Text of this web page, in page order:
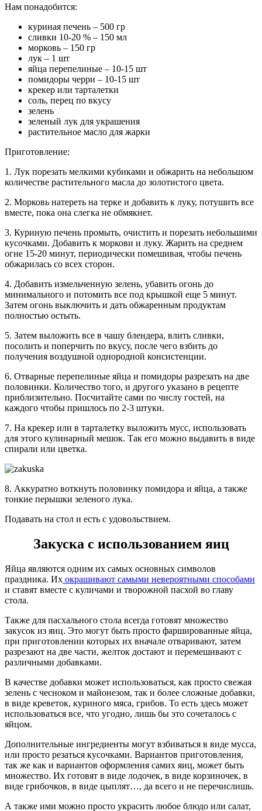
Нам понадобится:
куриная печень – 500 гр
сливки 10-20 % – 150 мл
морковь – 150 гр
лук – 1 шт
яйца перепелиные – 10-15 шт
помидоры черри – 10-15 шт
крекер или тарталетки
соль, перец по вкусу
зелень
зеленый лук для украшения
растительное масло для жарки
Приготовление:
1. Лук порезать мелкими кубиками и обжарить на небольшом
количестве растительного масла до золотистого цвета.
2. Морковь натереть на терке и добавить к луку, потушить все
вместе, пока она слегка не обмякнет.
3. Куриную печень промыть, очистить и порезать небольшими
кусочками. Добавить к моркови и луку. Жарить на среднем
огне 15-20 минут, периодически помешивая, чтобы печень
обжарилась со всех сторон.
4. Добавить измельченную зелень, убавить огонь до
минимального и потомить все под крышкой еще 5 минут.
Затем огонь выключить и дать обжаренным продуктам
полностью остыть.
5. Затем выложить все в чашу блендера, влить сливки,
посолить и поперчить по вкусу, после чего взбить до
получения воздушной однородной консистенции.
6. Отварные перепелиные яйца и помидоры разрезать на две
половинки. Количество того, и другого указано в рецепте
приблизительно. Посчитайте сами по числу гостей, на
каждого чтобы пришлось по 2-3 штуки.
7. На крекер или в тарталетку выложить мусс, использовать
для этого кулинарный мешок. Так его можно выдавить в виде
спирали или цветка.
8. Аккуратно воткнуть половинку помидора и яйца, а также
тонкие перышки зеленого лука.
Подавать на стол и есть с удовольствием.
Закуска с использованием яиц
Яйца являются одним их самых основных символов
праздника. Их окрашивают самыми невероятными способами
и ставят вместе с куличами и творожной пасхой во главу
стола.
Также для пасхального стола всегда готовят множество
закусок из яиц. Это могут быть просто фаршированные яйца,
при приготовлении которых их вначале отваривают, затем
разрезают на две части, желток достают и перемешивают с
различными добавками.
В качестве добавки может использоваться, как просто свежая
зелень с чесноком и майонезом, так и более сложные добавки,
в виде креветок, куриного мяса, грибов. То есть здесь может
использоваться все, что угодно, лишь бы это сочеталось с
яйцом.
Дополнительные ингредиенты могут взбиваться в виде мусса,
или просто резаться кусочками. Вариантов приготовления,
так же как и вариантов оформления самих яиц, может быть
множество. Их готовят в виде лодочек, в виде корзиночек, в
виде грибочков, в виде цыплят…, да всего и не перечислишь.
А также ими можно просто украсить любое блюдо или салат,